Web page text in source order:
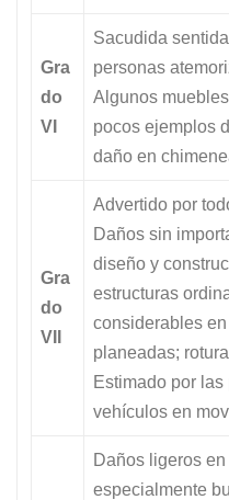
Gra
do
VI
Sacudida
personas
Algunos
pocos ejemplos
daño en
Gra
do
VII
Advertido por
Daños sin
diseño y
estructuras
considerables
planeadas;
Estimado por
vehículos en
Daños ligeros
especialmente